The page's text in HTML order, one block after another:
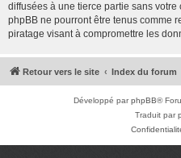
diffusées à une tierce partie sans
phpBB ne pourront être tenus comme
piratage visant à compromettre les
Retour vers le site Index du forum
Développé parphpBB®
Traduit par